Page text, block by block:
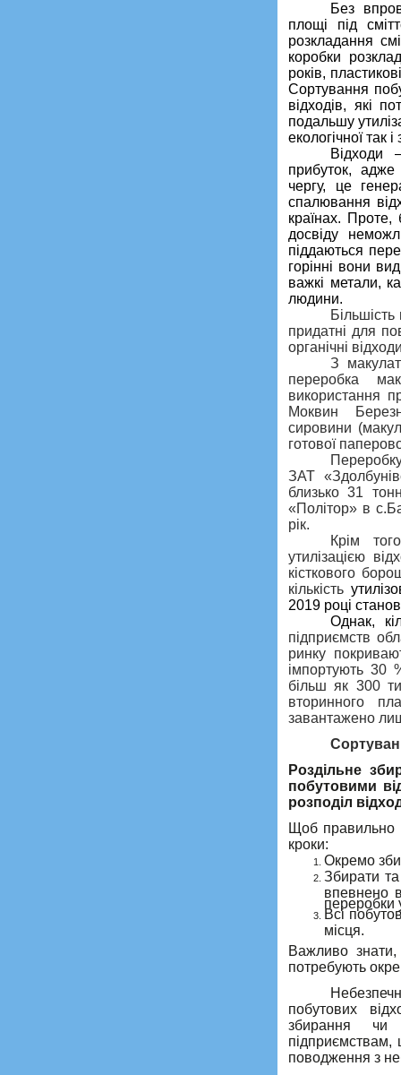
Без
площі під
розкладання
коробки
років,
Сортування
відходів, які
подальшу
екологічної так
Відходи
прибуток,
чергу, це
спалювання
країнах. Проте,
досвіду
піддаються
горінні вони
важкі метали,
людини.
придатні для
органічні
З
переробка
використання
Моквин
сировини
готової
ЗАТ
близько 31
«Політор» в
рік.
Крім
утилізацією
кісткового
кількість
2019 році
Однак,
підприємств
ринку
імпортують 30
більш як 300
вторинного
завантажено
Роздільне
побутовими
розподіл
Щоб правильно
кроки:
Окремо
Збирати
впевнено
переробки
Всі
місця.
Важливо знати,
потребують
побутових
збирання чи
підприємствам,
поводження з